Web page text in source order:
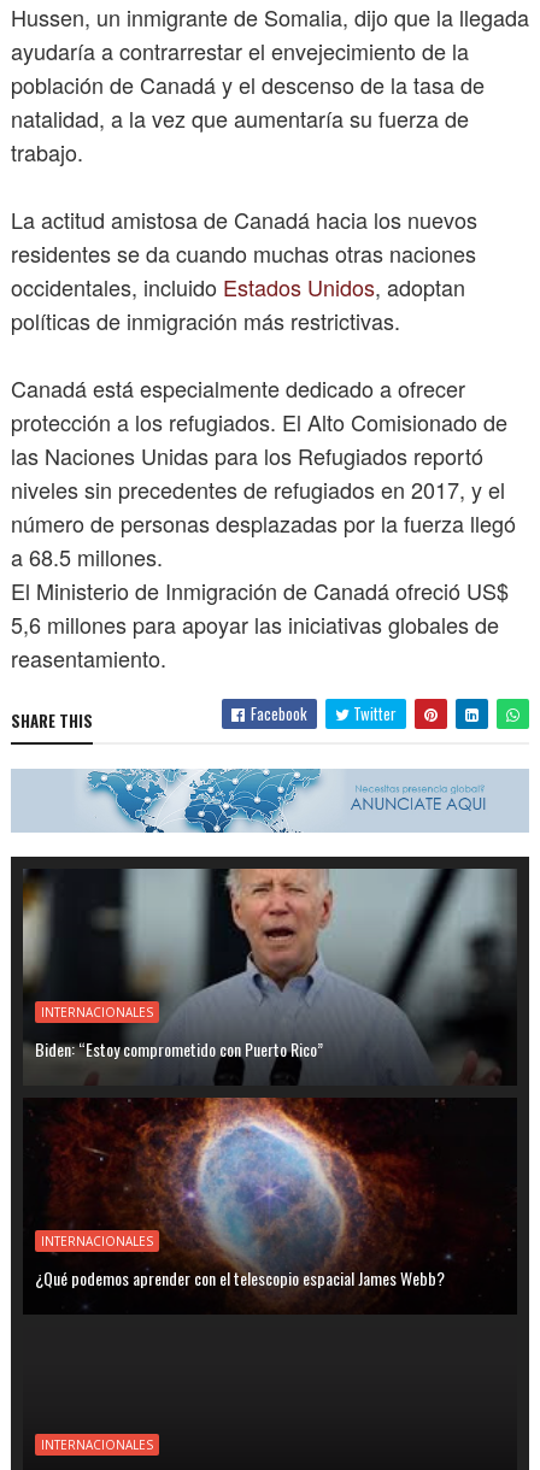
Hussen, un inmigrante de Somalia, dijo que la llegada
ayudaría a contrarrestar el envejecimiento de la
población de Canadá y el descenso de la tasa de
natalidad, a la vez que aumentaría su fuerza de
trabajo.
La actitud amistosa de Canadá hacia los nuevos
residentes se da cuando muchas otras naciones
occidentales, incluido Estados Unidos, adoptan
políticas de inmigración más restrictivas.
Canadá está especialmente dedicado a ofrecer
protección a los refugiados. El Alto Comisionado de
las Naciones Unidas para los Refugiados reportó
niveles sin precedentes de refugiados en 2017, y el
número de personas desplazadas por la fuerza llegó
a 68.5 millones.
El Ministerio de Inmigración de Canadá ofreció US$
5,6 millones para apoyar las iniciativas globales de
reasentamiento.
SHARE THIS Facebook Twitter
INTERNACIONALES
Biden: “Estoy comprometido con Puerto Rico”
INTERNACIONALES
¿Qué podemos aprender con el telescopio espacial James Webb?
INTERNACIONALES